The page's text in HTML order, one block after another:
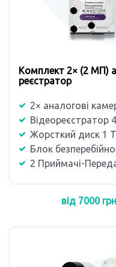
Комплект 2× (2 MП)
реєстратор
2× аналогові
Відеореєстратор
Жорсткий диск 1
Блок
2 Приймачі-
від 7000 грн